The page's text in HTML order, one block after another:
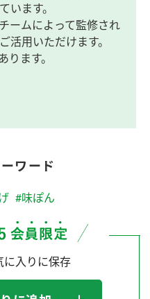
います。
ームによって監修され
活用いただけます。
ります。
ワード
#味ぽん
に入りに保存